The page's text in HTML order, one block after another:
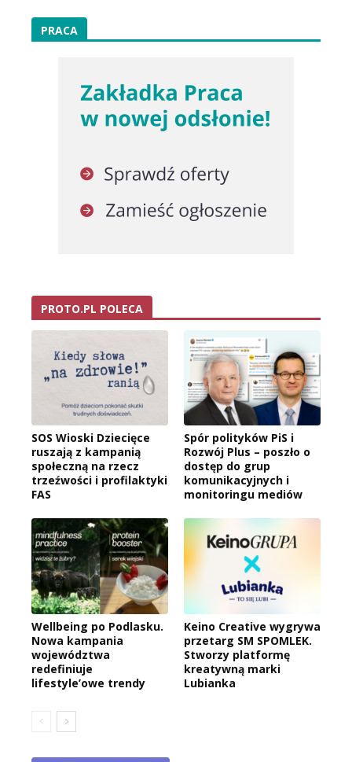
PRACA
PROTO.PL POLECA
SOS Wioski Dziecięce
ruszają z kampanią
społeczną na rzecz
trzeźwości i profilaktyki
FAS
Spór polityków PiS i
Rozwój Plus – poszło o
dostęp do grup
komunikacyjnych i
monitoringu mediów
Wellbeing po Podlasku.
Nowa kampania
województwa
redefiniuje
lifestyle’owe trendy
Keino Creative wygrywa
przetarg SM SPOMLEK.
Stworzy platformę
kreatywną marki
Lubianka